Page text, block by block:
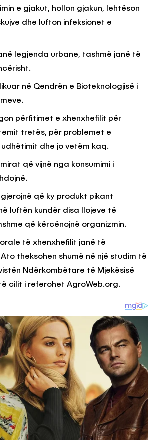
e gjakut, hollon gjakun, lehtëson
dhe lufton infeksionet e
legjenda urbane, tashmë janë të
në Qendrën e Bioteknologjisë i
përfitimet e xhenxhefilit për
tretës, për problemet e
dhe jo vetëm kaq.
që vijnë nga konsumimi i
që ky produkt pikant
luftën kundër disa llojeve të
që kërcënojnë organizmin.
të xhenxhefilit janë të
theksohen shumë në një studim të
Ndërkombëtare të Mjekësisë
cilit i referohet AgroWeb.org.